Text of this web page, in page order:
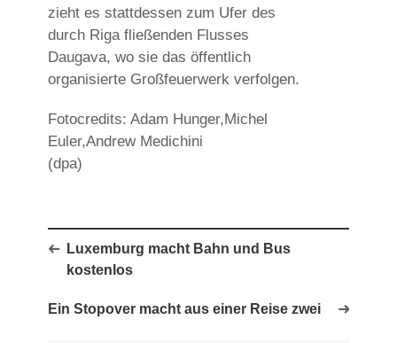
zieht es stattdessen zum Ufer des
durch Riga fließenden Flusses
Daugava, wo sie das öffentlich
organisierte Großfeuerwerk verfolgen.
Fotocredits: Adam Hunger,Michel
Euler,Andrew Medichini
(dpa)
Luxemburg macht Bahn und Bus
kostenlos
Ein Stopover macht aus einer Reise zwei